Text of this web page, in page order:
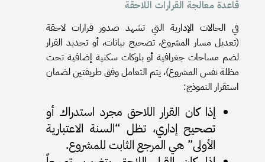
قاعدة معالجة القرارات اللاحقة
في الحالات الإدارية التي تشهد صدور قرارات لاحقة
(تعديل مسار المشروع، تصحيح بيانات، أو تجديد القرار
لضم مساحات جغرافية أو بلوكات سكنية إضافية تحت
مظلة نفس المشروع)، يتم التعامل وفق طريقتين لضمان
استقرار النموذج:
إذا كان القرار اللاحق مجرد استدراك أو
تصحيح إداري، تظل “السنة الاعتبارية
الأولى” هي المرجع الثابت للمشروع.